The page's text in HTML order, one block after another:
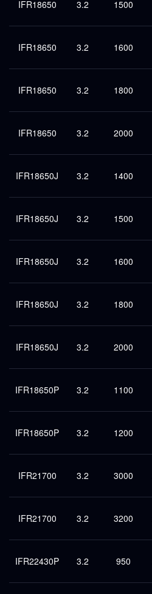
IFR18650 3.2 1500
IFR18650 3.2 1600
IFR18650 3.2 1800
IFR18650 3.2 2000
IFR18650J 3.2 1400
IFR18650J 3.2 1500
IFR18650J 3.2 1600
IFR18650J 3.2 1800
IFR18650J 3.2 2000
IFR18650P 3.2 1100
IFR18650P 3.2 1200
IFR21700 3.2 3000
IFR21700 3.2 3200
IFR22430P 3.2 950